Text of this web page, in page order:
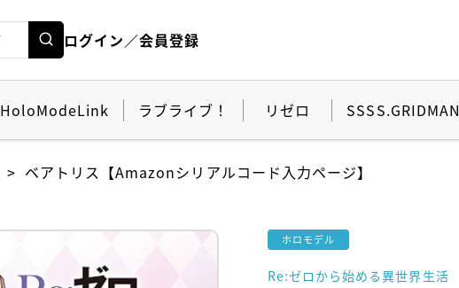
ログイン／会員登録
HoloModeLink ラブライブ！ リゼロ SSSS.GRIDMAN
ベアトリス【Amazonシリアルコード入力ページ】
ホロモデル
Re:ゼロから始める異世界生活